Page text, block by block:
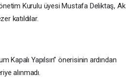
Kurulu üyesi Mustafa Deliktaş, Ak
katıldılar.
Kapalı Yapılsın” önerisinin ardından
alınmadı.